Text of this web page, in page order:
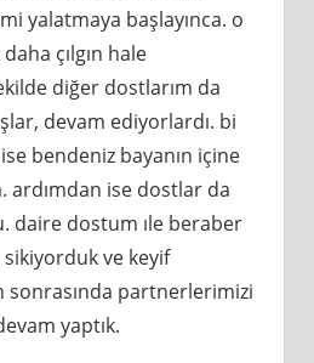
yalatmaya başlayınca. o
çılgın hale
diğer dostlarım da
devam ediyorlardı. bi
bendeniz bayanın içine
ardımdan ise dostlar da
daire dostum ıle beraber
sikiyorduk ve keyif
sonrasında partnerlerimizi
yaptık.